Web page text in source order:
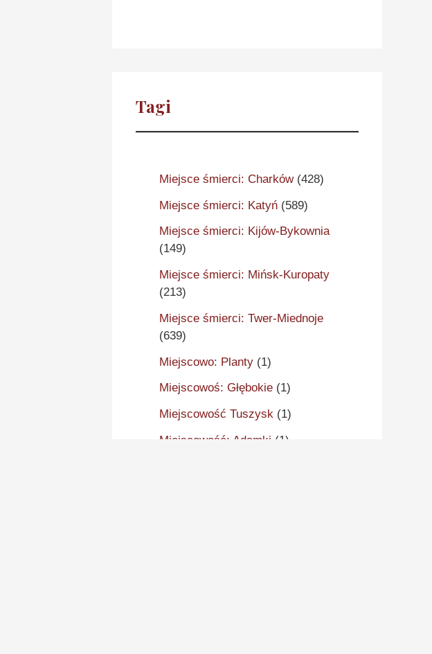
Tagi
Miejsce śmierci: Charków(428)
Miejsce śmierci: Katyń (589)
Miejsce śmierci: Kijów-Bykownia
(149)
Miejsce śmierci: Mińsk-Kuropaty
(213)
Miejsce śmierci: Twer-Miednoje
(639)
Miejscowo: Planty (1)
Miejscowoś: Głębokie (1)
Miejscowość Tuszysk (1)
Miejscowość: Adamki (1)